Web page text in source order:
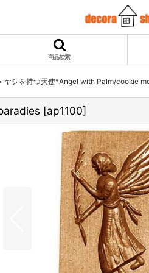
商品検索
ヤシを持つ天使*Angel with Palm/cookie
[ap1100]